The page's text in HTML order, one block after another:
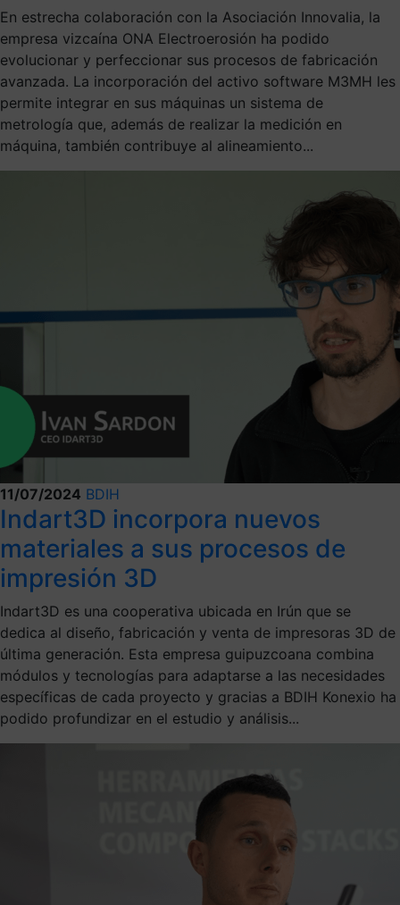
En estrecha colaboración con la Asociación Innovalia, la
empresa vizcaína ONA Electroerosión ha podido
evolucionar y perfeccionar sus procesos de fabricación
avanzada. La incorporación del activo software M3MH les
permite integrar en sus máquinas un sistema de
metrología que, además de realizar la medición en
máquina, también contribuye al alineamiento...
11/07/2024 BDIH
Indart3D incorpora nuevos
materiales a sus procesos de
impresión 3D
Indart3D es una cooperativa ubicada en Irún que se
dedica al diseño, fabricación y venta de impresoras 3D de
última generación. Esta empresa guipuzcoana combina
módulos y tecnologías para adaptarse a las necesidades
específicas de cada proyecto y gracias a BDIH Konexio ha
podido profundizar en el estudio y análisis...